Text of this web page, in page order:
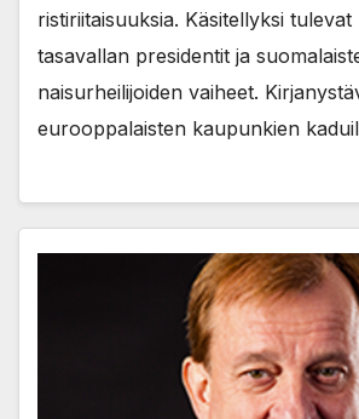
ristiriitaisuuksia. Käsitellyksi tulevat
tasavallan presidentit ja
naisurheilijoiden vaiheet.
eurooppalaisten kaupunkien